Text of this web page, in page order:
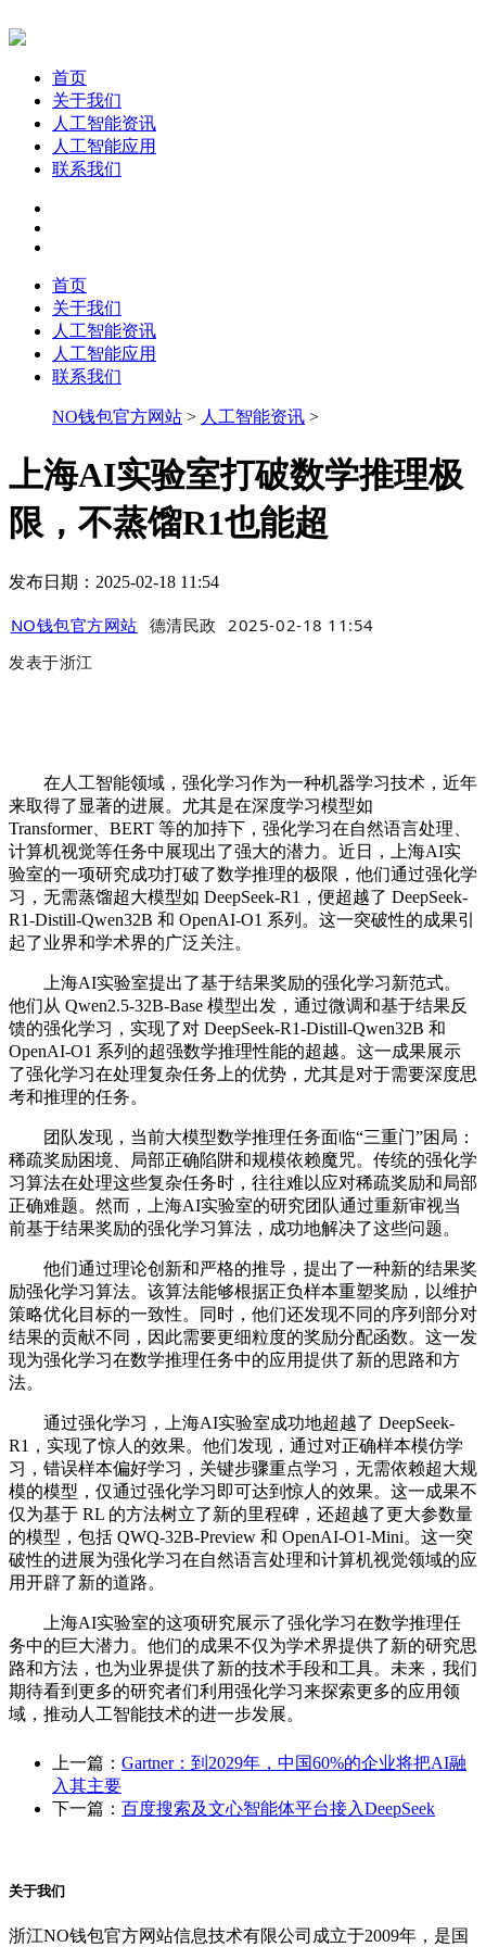
首页
关于我们
人工智能资讯
人工智能应用
联系我们
首页
关于我们
人工智能资讯
人工智能应用
联系我们
NO钱包官方网站 > 人工智能资讯 >
上海AI实验室打破数学推理极
限，不蒸馏R1也能超
发布日期：2025-02-18 11:54
NO钱包官方网站 德清民政
2025-02-18 11:54
发表于浙江
在人工智能领域，强化学习作为一种机器学习技术，近年
来取得了显著的进展。尤其是在深度学习模型如
Transformer、BERT 等的加持下，强化学习在自然语言处理、
计算机视觉等任务中展现出了强大的潜力。近日，上海AI实
验室的一项研究成功打破了数学推理的极限，他们通过强化学
习，无需蒸馏超大模型如 DeepSeek-R1，便超越了 DeepSeek-
R1-Distill-Qwen32B 和 OpenAI-O1 系列。这一突破性的成果引
起了业界和学术界的广泛关注。
上海AI实验室提出了基于结果奖励的强化学习新范式。
他们从 Qwen2.5-32B-Base 模型出发，通过微调和基于结果反
馈的强化学习，实现了对 DeepSeek-R1-Distill-Qwen32B 和
OpenAI-O1 系列的超强数学推理性能的超越。这一成果展示
了强化学习在处理复杂任务上的优势，尤其是对于需要深度思
考和推理的任务。
团队发现，当前大模型数学推理任务面临“三重门”困局：
稀疏奖励困境、局部正确陷阱和规模依赖魔咒。传统的强化学
习算法在处理这些复杂任务时，往往难以应对稀疏奖励和局部
正确难题。然而，上海AI实验室的研究团队通过重新审视当
前基于结果奖励的强化学习算法，成功地解决了这些问题。
他们通过理论创新和严格的推导，提出了一种新的结果奖
励强化学习算法。该算法能够根据正负样本重塑奖励，以维护
策略优化目标的一致性。同时，他们还发现不同的序列部分对
结果的贡献不同，因此需要更细粒度的奖励分配函数。这一发
现为强化学习在数学推理任务中的应用提供了新的思路和方
法。
通过强化学习，上海AI实验室成功地超越了 DeepSeek-
R1，实现了惊人的效果。他们发现，通过对正确样本模仿学
习，错误样本偏好学习，关键步骤重点学习，无需依赖超大规
模的模型，仅通过强化学习即可达到惊人的效果。这一成果不
仅为基于 RL 的方法树立了新的里程碑，还超越了更大参数量
的模型，包括 QWQ-32B-Preview 和 OpenAI-O1-Mini。这一突
破性的进展为强化学习在自然语言处理和计算机视觉领域的应
用开辟了新的道路。
上海AI实验室的这项研究展示了强化学习在数学推理任
务中的巨大潜力。他们的成果不仅为学术界提供了新的研究思
路和方法，也为业界提供了新的技术手段和工具。未来，我们
期待看到更多的研究者们利用强化学习来探索更多的应用领
域，推动人工智能技术的进一步发展。
上一篇： Gartner：到2029年，中国60%的企业将把AI融
入其主要
下一篇： 百度搜索及文心智能体平台接入DeepSeek
关于我们
浙江NO钱包官方网站信息技术有限公司成立于2009年，是国